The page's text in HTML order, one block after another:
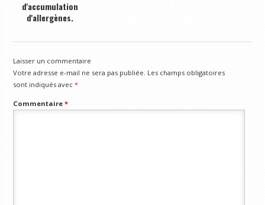
d'accumulation
d'allergènes.
Laisser un commentaire
Votre adresse e-mail ne sera pas publiée. Les champs obligatoires
sont indiqués avec*
Commentaire*